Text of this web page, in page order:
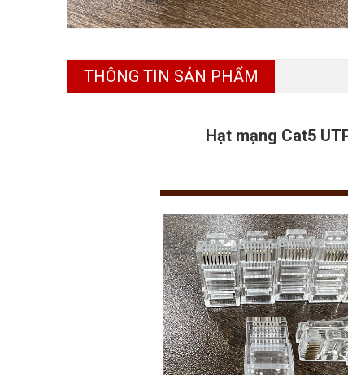
THÔNG TIN SẢN PHẨM
Hạt mạng Cat5